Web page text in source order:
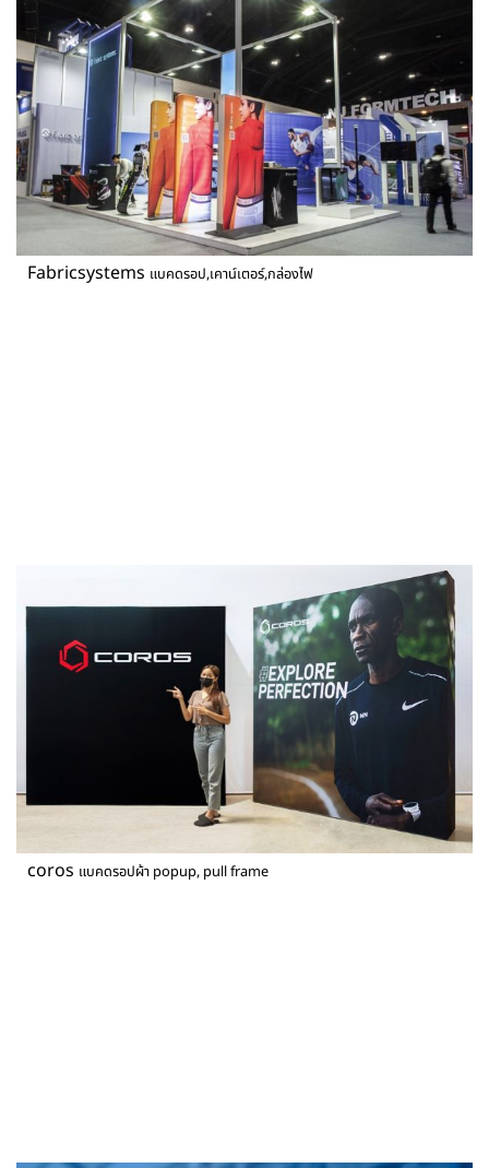
Fabricsystems แบคดรอป,เคาน์เตอร์,กล่องไฟ
coros แบคดรอปผ้า popup, pull frame